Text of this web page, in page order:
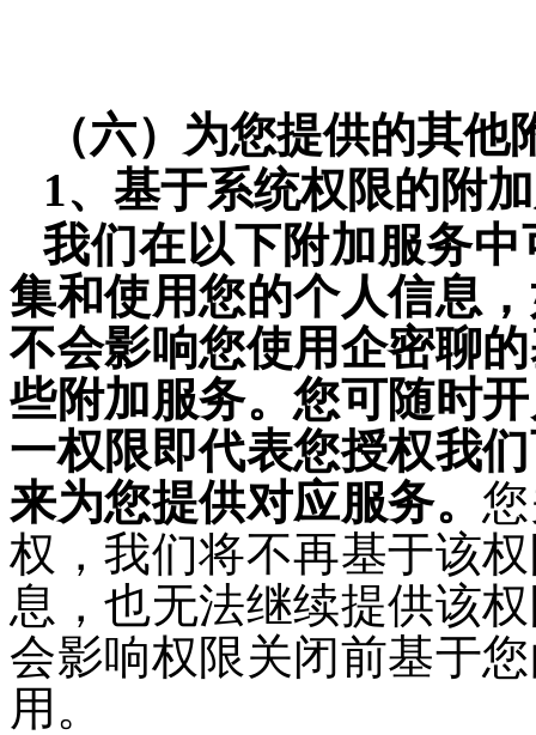
（六）为您提供的其他
1、基于系统权限的附
我们在以下附加服务
集和使用您的个人信息
不会影响您使用企密聊
些附加服务。您可随时
一权限即代表您授权我
来为您提供对应服务。
权，我们将不再基于该
息，也无法继续提供该
会影响权限关闭前基于
用。